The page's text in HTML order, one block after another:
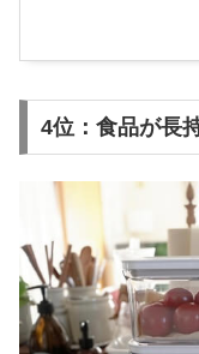
4位：食品が長